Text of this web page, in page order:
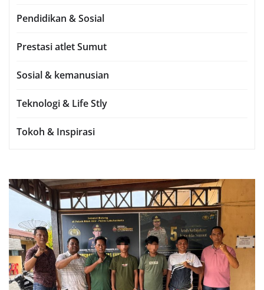
Pendidikan & Sosial
Prestasi atlet Sumut
Sosial & kemanusian
Teknologi & Life Stly
Tokoh & Inspirasi